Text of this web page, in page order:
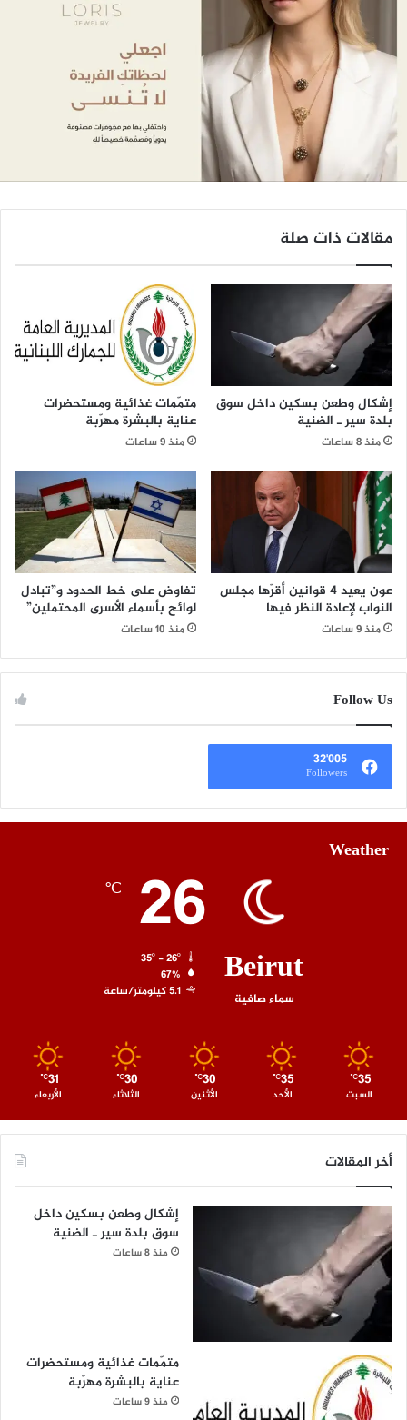
مقالات ذات صلة
إشكال وطعن بسكين داخل سوق
بلدة سير ـ الضنية
منذ 8 ساعات
متمّمات غذائية ومستحضرات
عناية بالبشرة مهرّبة
منذ 9 ساعات
عون يعيد 4 قوانين أقرّها مجلس
النواب لإعادة النظر فيها
منذ 9 ساعات
تفاوض على خط الحدود و”تبادل
لوائح بأسماء الأسرى المحتملين”
منذ 10 ساعات
Follow Us
32٬005
Followers
Weather
Beirut
سماء صافية
26
℃
67%
5.1 كيلومتر/ساعة
35
℃
السبت
35
℃
الأحد
30
℃
الأثنين
30
℃
الثلاثاء
31
℃
الأربعاء
أخر المقالات
إشكال وطعن بسكين داخل
سوق بلدة سير ـ الضنية
منذ 8 ساعات
متمّمات غذائية ومستحضرات
عناية بالبشرة مهرّبة
منذ 9 ساعات